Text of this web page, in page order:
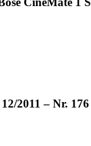
2011 – Nr. 176